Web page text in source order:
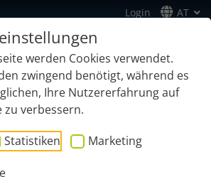
werden Cookies verwendet.
zwingend benötigt, während es
Ihre Nutzererfahrung auf
zu verbessern.
Statistiken Marketing
Login AT